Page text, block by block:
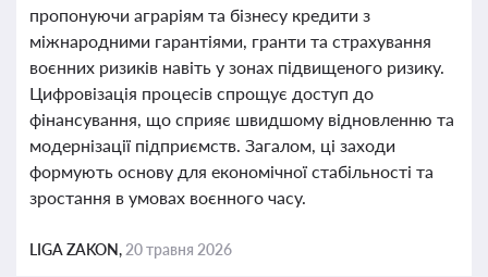
пропонуючи аграріям та бізнесу кредити з
міжнародними гарантіями, гранти та страхування
воєнних ризиків навіть у зонах підвищеного ризику.
Цифровізація процесів спрощує доступ до
фінансування, що сприяє швидшому відновленню та
модернізації підприємств. Загалом, ці заходи
формують основу для економічної стабільності та
зростання в умовах воєнного часу.
LIGA ZAKON, 20 травня 2026